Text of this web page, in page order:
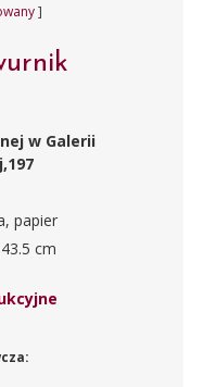
]
w Galerii
papier
cm